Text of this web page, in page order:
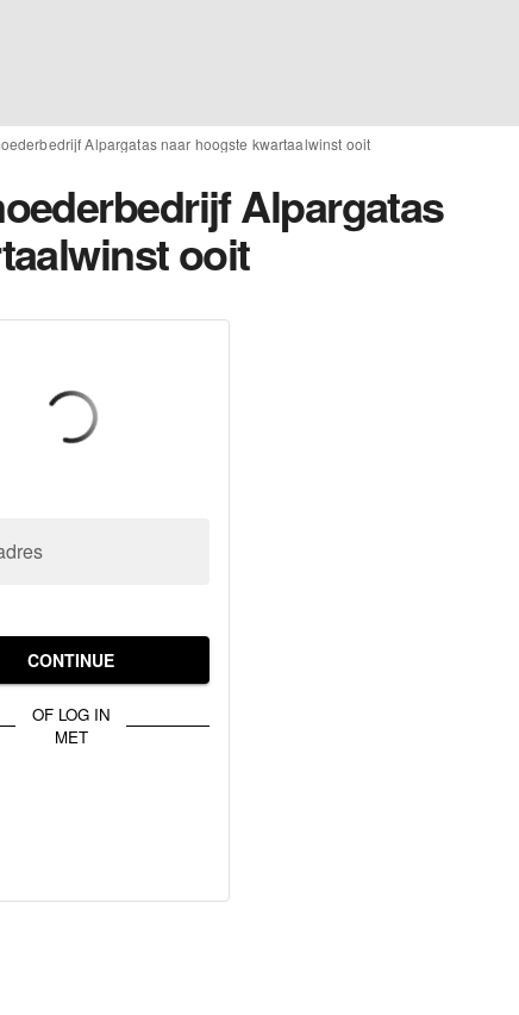
Alpargatas naar hoogste kwartaalwinst ooit
Alpargatas
ooit
CONTINUE
OF LOG IN
MET